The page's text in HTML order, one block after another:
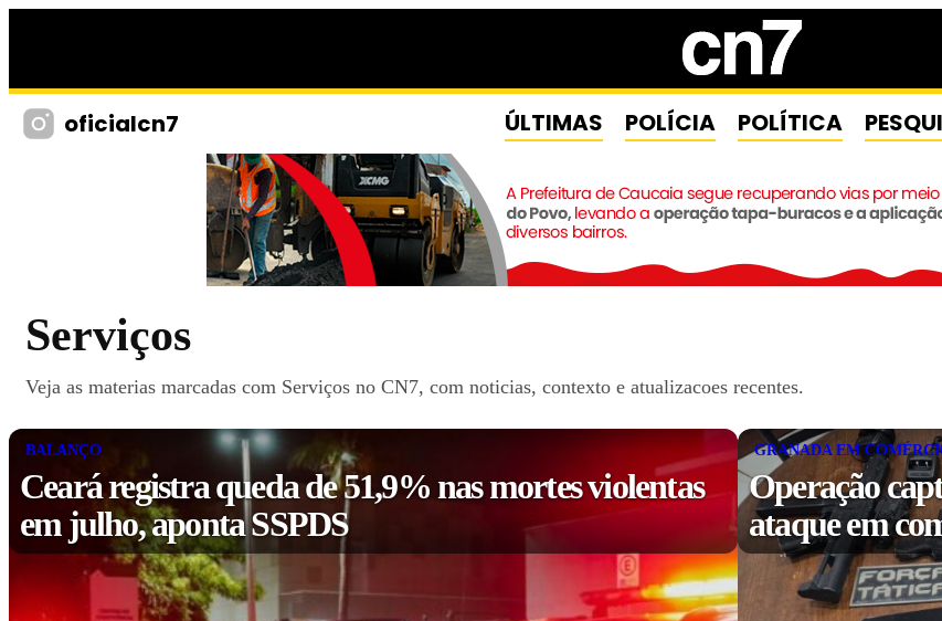
oficialcn7 ÚLTIMAS POLÍCIA POLÍTICA
Serviços
Veja as materias marcadas com Serviços no CN7, com noticias, contexto e atualizacoes recentes.
BALANÇO
Ceará registra queda de 51,9% nas mortes violentas
em julho, aponta SSPDS
GRANADA EM
Operação
ataque em